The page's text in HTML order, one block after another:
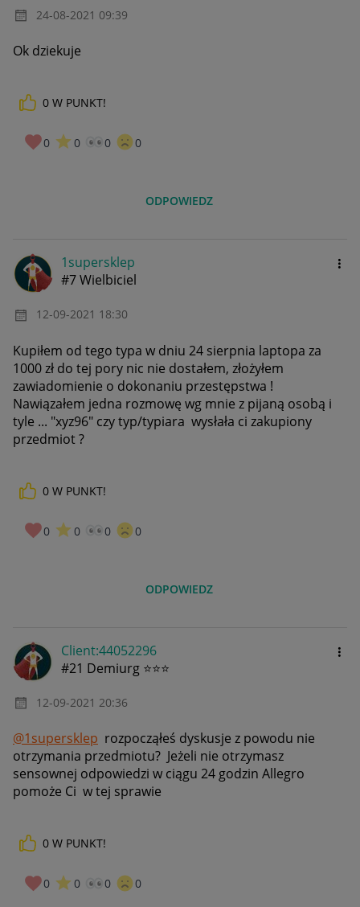
‎24-08-2021 09:39
Ok dziekuje
0 W PUNKT!
0 0 0 0
ODPOWIEDZ
1supersklep
#7 Wielbiciel
‎12-09-2021 18:30
Kupiłem od tego typa w dniu 24 sierpnia laptopa za
1000 zł do tej pory nic nie dostałem, złożyłem
zawiadomienie o dokonaniu przestępstwa !
Nawiązałem jedna rozmowę wg mnie z pijaną osobą i
tyle ... "xyz96" czy typ/typiara wysłała ci zakupiony
przedmiot ?
0 W PUNKT!
0 0 0 0
ODPOWIEDZ
Client:44052296
#21 Demiurg ⭐⭐⭐
‎12-09-2021 20:36
@1supersklep rozpocząłeś dyskusje z powodu nie
otrzymania przedmiotu? Jeżeli nie otrzymasz
sensownej odpowiedzi w ciągu 24 godzin Allegro
pomoże Ci w tej sprawie
0 W PUNKT!
0 0 0 0